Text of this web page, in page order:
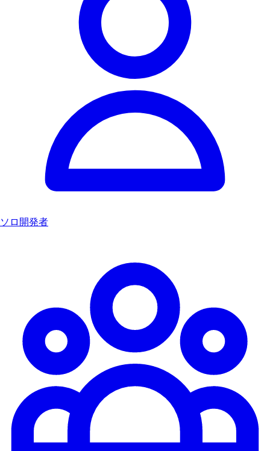
ソロ開発者